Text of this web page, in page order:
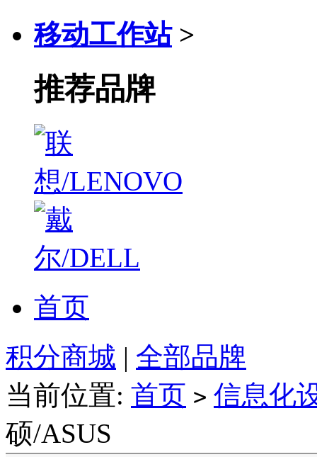
移动工作站 >
推荐品牌
首页
积分商城 | 全部品牌
当前位置: 首页 > 信息化
硕/ASUS